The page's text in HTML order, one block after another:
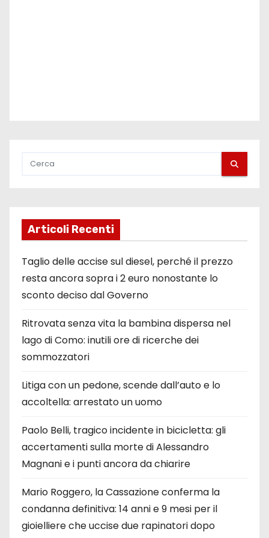
t
i
c
o
l
i
Articoli Recenti
Taglio delle accise sul diesel, perché il prezzo
resta ancora sopra i 2 euro nonostante lo
sconto deciso dal Governo
Ritrovata senza vita la bambina dispersa nel
lago di Como: inutili ore di ricerche dei
sommozzatori
Litiga con un pedone, scende dall’auto e lo
accoltella: arrestato un uomo
Paolo Belli, tragico incidente in bicicletta: gli
accertamenti sulla morte di Alessandro
Magnani e i punti ancora da chiarire
Mario Roggero, la Cassazione conferma la
condanna definitiva: 14 anni e 9 mesi per il
gioielliere che uccise due rapinatori dopo